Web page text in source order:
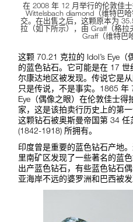
在 2008 年 12 月举行的伦敦佳
Wittelsbach diamond（维特巴
交。在出售之后，这颗原本为
拉（如下所示），由 Graff（格
Graff（维特巴
这颗 70.21 克拉的 Idol’s Eye
的蓝色钻石。它可能是在 17
尔康达地区被发现。传说它是
只是传说，不是事实。1865 年
Eye（偶像之眼）在伦敦佳士
家，这是该拍卖行历史上的第
这颗钻石被奥斯曼帝国第 34 任
(1842-1918) 所拥有。
印度曾是重要的蓝色钻石产地
里南矿区发现了一些著名的蓝
出产蓝色钻石，有些蓝色钻石
亚海岸不远的婆罗洲和巴西被发